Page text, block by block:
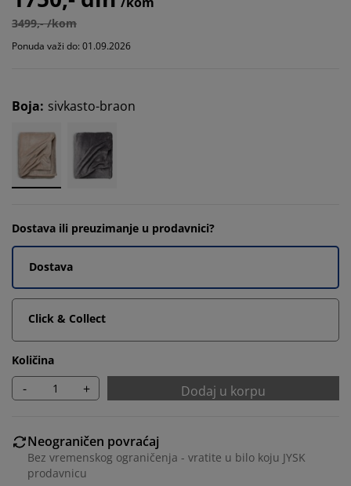
3499,- /kom
Ponuda važi do: 01.09.2026
Boja: sivkasto-braon
Dostava ili preuzimanje u prodavnici?
Dostava
Click & Collect
Količina
- + Dodaj u korpu
Neograničen povraćaj
Bez vremenskog ograničenja - vratite u bilo koju JYSK
prodavnicu